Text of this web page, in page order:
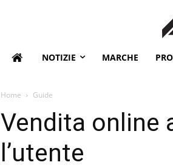
NOTIZIE MARCHE
Home Guide
Vendita online
l’utente